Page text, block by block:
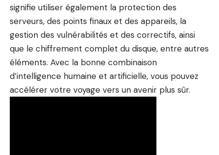
signifie utiliser également la protection des
serveurs, des points finaux et des appareils, la
gestion des vulnérabilités et des correctifs, ainsi
que le chiffrement complet du disque, entre autres
éléments. Avec la bonne combinaison
d’intelligence humaine et artificielle, vous pouvez
accélérer votre voyage vers un avenir plus sûr.